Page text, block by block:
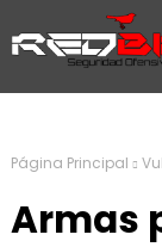
Página Principal
Armas